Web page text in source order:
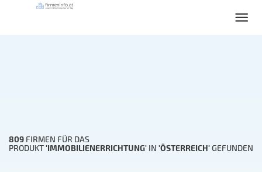
809 FIRMEN FÜR DAS
PRODUKT'IMMOBILIENERRICHTUNG' IN 'ÖSTERREICH'GEFUNDEN